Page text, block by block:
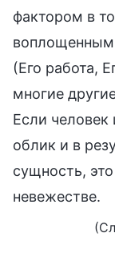
фактором в
воплощенным
(Его работа,
многие
Если
облик и в
сущность,
невежестве.